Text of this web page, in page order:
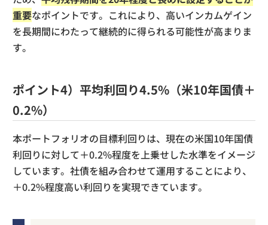
重要なポイントです。これにより、高いインカムゲイン
を長期間にわたって継続的に得られる可能性が高まりま
す。
ポイント4）平均利回り4.5%（米10年国債＋
0.2%）
本ポートフォリオの目標利回りは、現在の米国10年国債
利回りに対して＋0.2%程度を上乗せした水準をイメージ
しています。社債を組み合わせて運用することにより、
＋0.2%程度高い利回りを実現できています。